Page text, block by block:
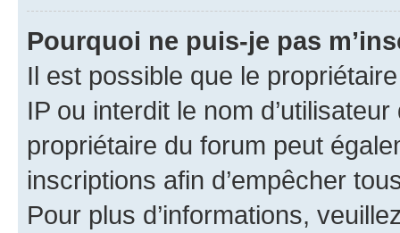
Pourquoi ne puis-je pas
Il est possible que le
IP ou interdit le nom
propriétaire du forum peut
inscriptions afin d’empêcher
Pour plus d’informations,